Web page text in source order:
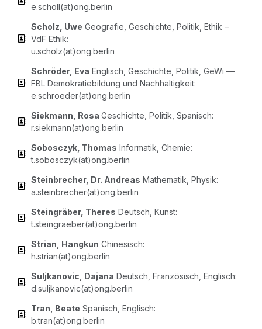
e.scholl(at)ong.berlin
Scholz, Uwe Geo­gra­fie, Geschich­te, Poli­tik, Ethik –
VdF Ethik:
u.scholz(at)ong.berlin
Schrö­der, Eva Eng­lisch, Geschich­te, Poli­tik, GeWi —
FBL Demo­kra­tie­bil­dung und Nach­hal­tig­keit:
e.schroeder(at)ong.berlin
Siek­mann, Rosa Geschich­te, Poli­tik, Spa­nisch:
r.siekmann(at)ong.berlin
Sobo­sc­zyk, Tho­mas Infor­ma­tik, Che­mie:
t.sobosczyk(at)ong.berlin
Stein­bre­cher, Dr. Andre­as Mathe­ma­tik, Phy­sik:
a.steinbrecher(at)ong.berlin
Stein­grä­ber, The­res Deutsch, Kunst:
t.steingraeber(at)ong.berlin
Stri­an, Hang­kun Chi­ne­sisch:
h.strian(at)ong.berlin
Sul­j­ka­no­vic, Daja­na Deutsch, Fran­zö­sisch, Eng­lisch:
d.suljkanovic(at)ong.berlin
Tran, Bea­te Spa­nisch, Eng­lisch:
b.tran(at)ong.berlin